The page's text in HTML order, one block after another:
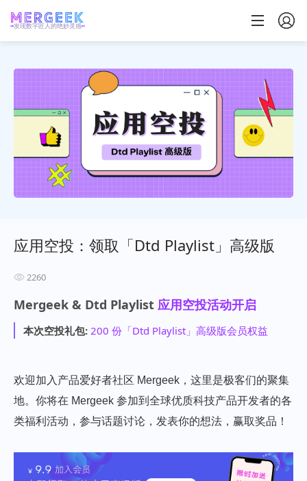
发现数字匠人的绝妙灵感
应用空投：领取「Dtd Playlist」高级版
2260
Mergeek & Dtd Playlist 应用空投活动开启
本次空投礼包: 200 份「Dtd Playlist」高级版会员权益
欢迎加入产品爱好者社区 Mergeek，这里是极客们的聚集
地。你将在 Mergeek 参加到全球优质科技产品开发者的各
类福利活动，参与话题讨论，发表你的想法，赢取奖品！